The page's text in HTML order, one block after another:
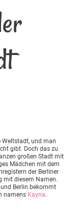
Weltstadt, und man
gibt. Doch das zu
großen Stadt mit
Mädchen mit dem
der Berliner
mit diesem Namen.
Berlin bekommt
namens Kayna.